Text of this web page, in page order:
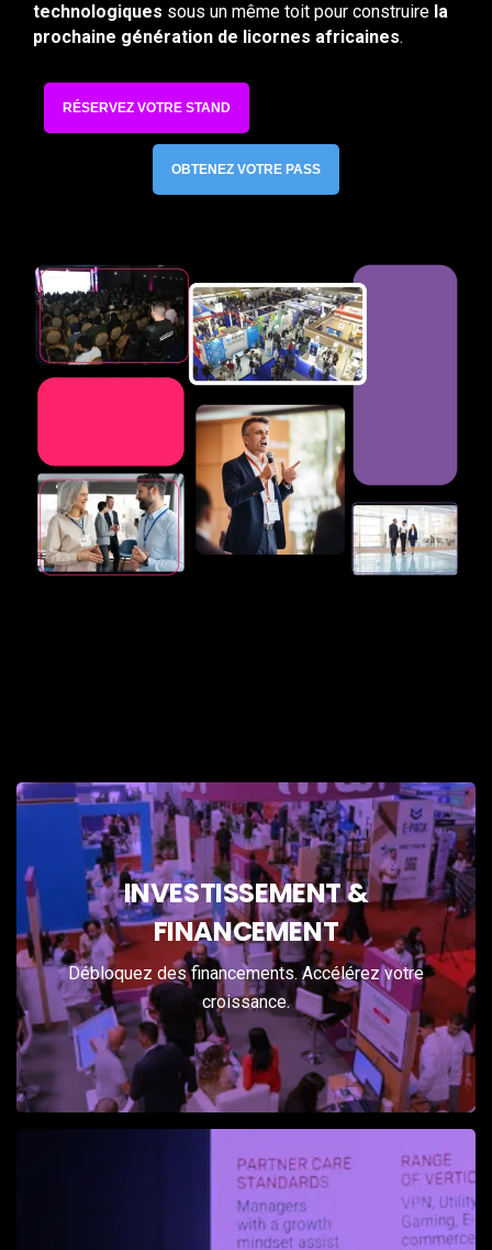
technologiques sous un même toit pour construire la
prochaine génération de licornes africaines.
RÉSERVEZ VOTRE STAND
OBTENEZ VOTRE PASS
INVESTISSEMENT &
FINANCEMENT
Débloquez des financements. Accélérez votre
croissance.
Le capital rencontre
l’innovation
Sessions de matchmaking investisseurs
Compétitions de pitch en direct
Networking VC & Business Angels
Construire le futur de